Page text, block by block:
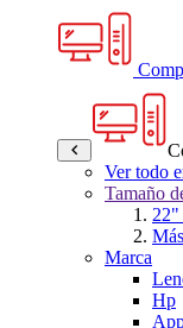
Ver todo
Tamaño
22"
Marca
Hp